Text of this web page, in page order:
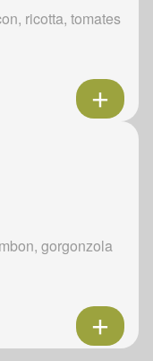
ricotta, tomates
gorgonzola